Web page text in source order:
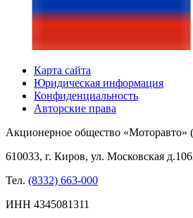
Карта сайта
Юридическая информация
Конфиденциальность
Авторские права
Акционерное общество
610033, г. Киров, ул. Московская
Тел. (8332) 663-000
ИНН 4345081311